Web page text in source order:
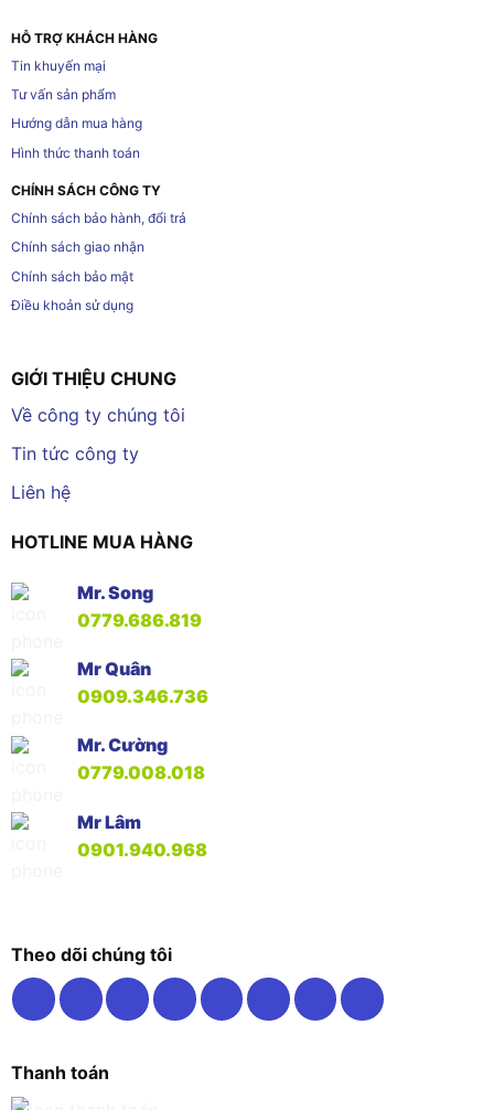
HỖ TRỢ KHÁCH HÀNG
Tin khuyến mại
Tư vấn sản phẩm
Hướng dẫn mua hàng
Hình thức thanh toán
CHÍNH SÁCH CÔNG TY
Chính sách bảo hành, đổi trả
Chính sách giao nhận
Chính sách bảo mật
Điều khoản sử dụng
GIỚI THIỆU CHUNG
Về công ty chúng tôi
Tin tức công ty
Liên hệ
HOTLINE MUA HÀNG
Mr. Song
0779.686.819
Mr Quân
0909.346.736
Mr. Cường
0779.008.018
Mr Lâm
0901.940.968
Theo dõi chúng tôi
Thanh toán